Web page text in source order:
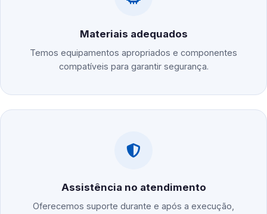
Materiais adequados
Temos equipamentos apropriados e componentes
compatíveis para garantir segurança.
Assistência no atendimento
Oferecemos suporte durante e após a execução,